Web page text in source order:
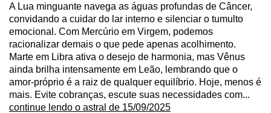
A Lua minguante navega as águas profundas de Câncer,
convidando a cuidar do lar interno e silenciar o tumulto
emocional. Com Mercúrio em Virgem, podemos
racionalizar demais o que pede apenas acolhimento.
Marte em Libra ativa o desejo de harmonia, mas Vênus
ainda brilha intensamente em Leão, lembrando que o
amor-próprio é a raiz de qualquer equilíbrio. Hoje, menos é
mais. Evite cobranças, escute suas necessidades com...
continue lendo o astral de 15/09/2025